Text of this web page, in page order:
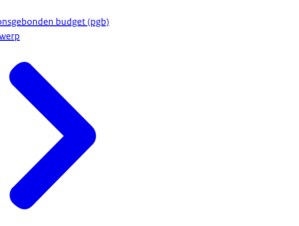
budget (pgb)